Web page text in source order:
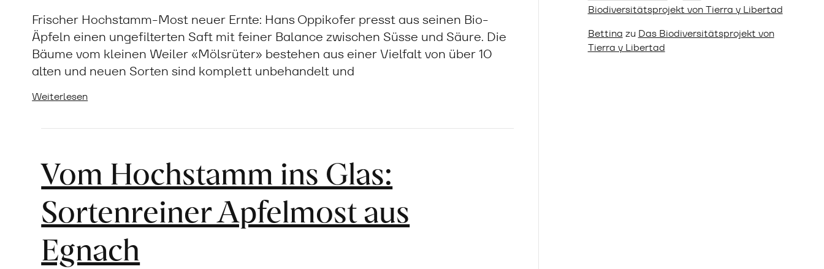
Frischer Hochstamm-Most neuer Ernte: Hans Oppikofer presst aus seinen Bio-
Äpfeln einen ungefilterten Saft mit feiner Balance zwischen Süsse und Säure. Die
Bäume vom kleinen Weiler «Mölsrüter» bestehen aus einer Vielfalt von über 10
alten und neuen Sorten sind komplett unbehandelt und
Weiterlesen
Vom Hochstamm ins Glas:
Sortenreiner Apfelmost aus
Egnach
Biodiversitätsprojekt von Tierra y Libertad
Bettina zu Das Biodiversitätsprojekt von
Tierra y Libertad